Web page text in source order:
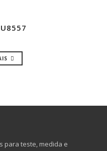
para teste, medida e